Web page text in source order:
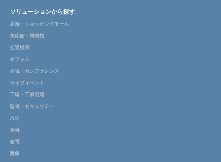
ソリューションから探す
店舗・ショッピングモール
美術館・博物館
交通機関
オフィス
会議・カンファレンス
ライブイベント
工場・工事現場
監視・セキュリティ
放送
金融
教育
医療